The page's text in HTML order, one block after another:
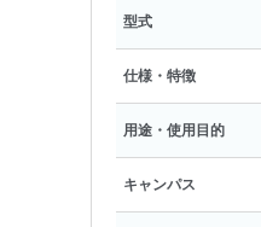
型式
仕様・特徴
用途・使用目的
キャンパス